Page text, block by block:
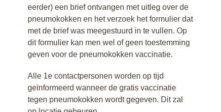
eerder) een brief ontvangen met uitleg over de
pneumokokken en het verzoek het formulier dat
met de brief was meegestuurd in te vullen. Op
dit formulier kan men wel of geen toestemming
geven voor de pneumokokken vaccinatie.
Alle 1e contactpersonen worden op tijd
geïnformeerd wanneer de gratis vaccinatie
tegen pneumokokken wordt gegeven. Dit zal